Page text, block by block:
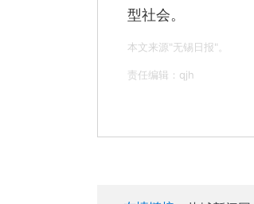
型社会。
本文来源"无锡日报"。
责任编辑：qjh